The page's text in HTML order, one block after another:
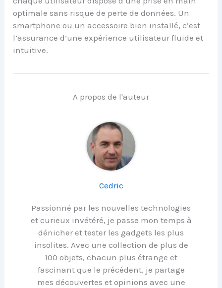
optimale sans risque de perte de données. Un
smartphone ou un accessoire bien installé, c’est
l’assurance d’une expérience utilisateur fluide et
intuitive.
A propos de l'auteur
Cedric
Passionné par les nouvelles technologies
et curieux invétéré, je passe mon temps à
dénicher et tester les gadgets les plus
insolites. Avec une collection de plus de
100 objets, chacun plus étrange et
fascinant que le précédent, je partage
mes découvertes et opinions avec une